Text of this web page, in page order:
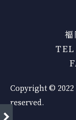
right
Copyright ©
reserved.